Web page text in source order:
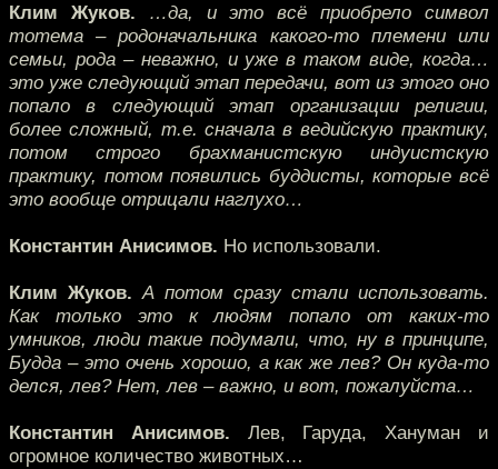
Клим Жуков. …да, и это всё приобрело символ
тотема – родоначальника какого-то племени или
семьи, рода – неважно, и уже в таком виде, когда…
это уже следующий этап передачи, вот из этого оно
попало в следующий этап организации религии,
более сложный, т.е. сначала в ведийскую практику,
потом строго брахманистскую индуистскую
практику, потом появились буддисты, которые всё
это вообще отрицали наглухо…
Константин Анисимов. Но использовали.
Клим Жуков. А потом сразу стали использовать.
Как только это к людям попало от каких-то
умников, люди такие подумали, что, ну в принципе,
Будда – это очень хорошо, а как же лев? Он куда-то
делся, лев? Нет, лев – важно, и вот, пожалуйста…
Константин Анисимов. Лев, Гаруда, Хануман и
огромное количество животных…